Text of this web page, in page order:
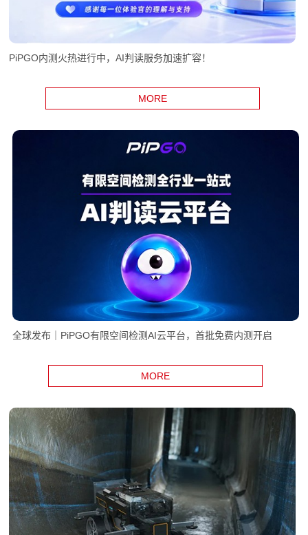
PiPGO内测火热进行中，AI判读服务加速扩容！
MORE
全球发布｜PiPGO有限空间检测AI云平台，首批免费内测开启
MORE